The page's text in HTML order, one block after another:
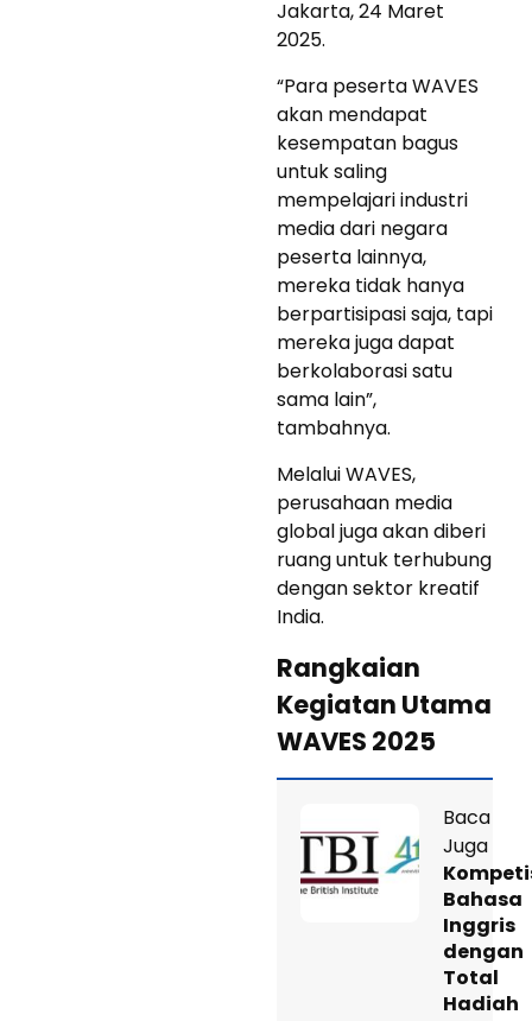
Jakarta, 24 Maret
2025.
“Para peserta WAVES
akan mendapat
kesempatan bagus
untuk saling
mempelajari industri
media dari negara
peserta lainnya,
mereka tidak hanya
berpartisipasi saja, tapi
mereka juga dapat
berkolaborasi satu
sama lain”,
tambahnya.
Melalui WAVES,
perusahaan media
global juga akan diberi
ruang untuk terhubung
dengan sektor kreatif
India.
Rangkaian
Kegiatan Utama
WAVES 2025
Baca
Juga
Bahasa
Inggris
dengan
Total
Hadiah